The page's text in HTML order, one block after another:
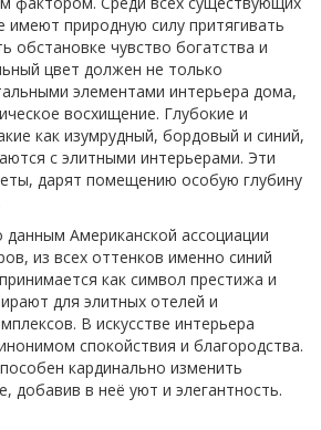
имеют природную силу притягивать
обстановке чувство богатства и
цвет должен не только
элементами интерьера дома,
восхищение. Глубокие и
как изумрудный, бордовый и синий,
с элитными интерьерами. Эти
дарят помещению особую глубину
Американской ассоциации
из всех оттенков именно синий
как символ престижа и
для элитных отелей и
В искусстве интерьера
спокойствия и благородства.
кардинально изменить
добавив в неё уют и элегантность.